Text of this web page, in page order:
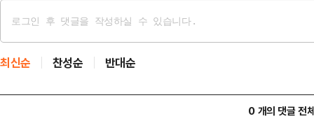
최신순 찬성순 반대순
0 개의 댓글 전